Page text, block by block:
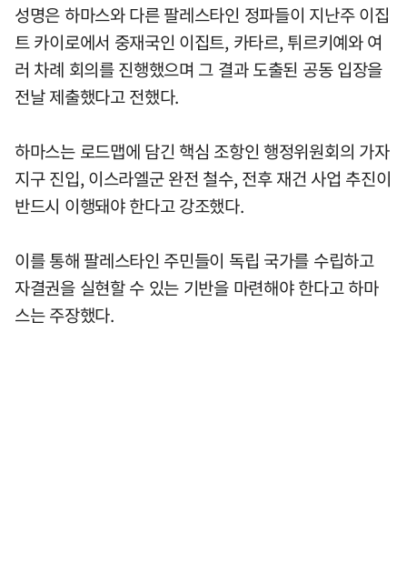
성명은 하마스와 다른 팔레스타인 정파들이 지난주 이집
트 카이로에서 중재국인 이집트, 카타르, 튀르키예와 여
러 차례 회의를 진행했으며 그 결과 도출된 공동 입장을
전날 제출했다고 전했다.
하마스는 로드맵에 담긴 핵심 조항인 행정위원회의 가자
지구 진입, 이스라엘군 완전 철수, 전후 재건 사업 추진이
반드시 이행돼야 한다고 강조했다.
이를 통해 팔레스타인 주민들이 독립 국가를 수립하고
자결권을 실현할 수 있는 기반을 마련해야 한다고 하마
스는 주장했다.